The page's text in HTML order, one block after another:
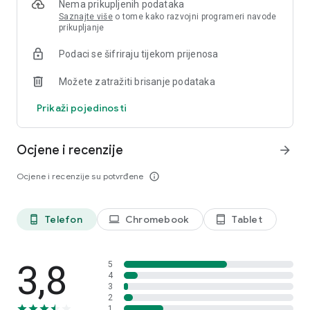
komunikaciju, popuste i sudjelovanje u relevantnim
anketama.
Zaštita podataka i pravila o privatnosti:
Hrvatska: https://www.lidl.hr/c/lidl-plus-zastita-osobnih-
podataka/s10027650?salesChannel=02
Uvjeti sudjelovanja:
Hrvatska: https://www.lidl.hr/c/lidl-plus-uvjeti-
koristenja/s10027651?salesChannel=02
Nema prikupljenih podataka
Saznajte višeo tome kako razvojni programeri navode
prikupljanje
Podaci se šifriraju tijekom prijenosa
Možete zatražiti brisanje podataka
Prikaži pojedinosti
Ocjene i recenzije
Ocjene i recenzije su potvrđene info_outline
arrow_forward
phone_android Telefon laptop Chromebook tablet_android Tablet
3,8
5
4
3
2